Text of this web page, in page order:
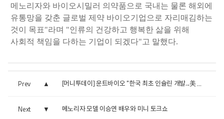
메노리자와 바이오시밀러 의약품으로 국내는 물론 해외에
유통망을 갖춘 글로벌 제약 바이오기업으로 자리매김하는
것이 목표"라며 "인류의 건강하고 행복한 삶을 위해
사회적 책임을 다하는 기업이 되겠다"고 말했다.
Prev [머니투데이] 운트바이오 "한국 최초 인슐린 개발...美 상업...
Next 메노리자 모델 이승연 배우와 미니 토크쇼